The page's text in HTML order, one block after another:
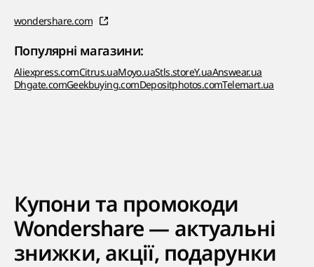
wondershare.com
Популярні магазини:
Aliexpress.comCitrus.uaMoyo.uaStls.storeY.uaAnswear.ua
Dhgate.comGeekbuying.comDepositphotos.comTelemart.ua
Купони та промокоди
Wondershare — актуальні
знижки, акції, подарунки